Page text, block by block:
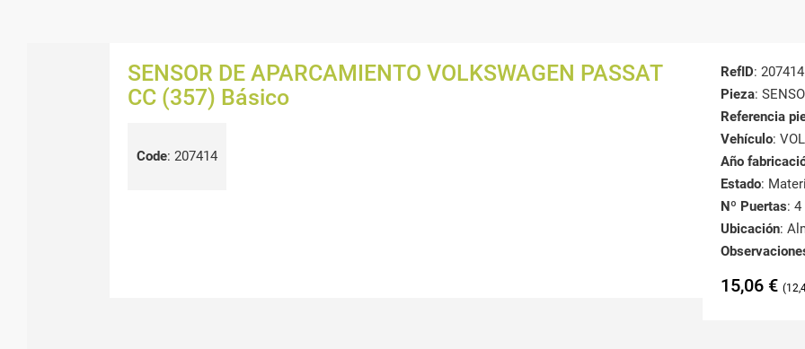
SENSOR DE APARCAMIENTO VOLKSWAGEN PASSAT
CC (357) Básico
Code: 207414
RefID: 207414
Pieza:
Referencia
Vehículo:
Año
Estado:
Nº Puertas: 4
Ubicación:
15,06 €